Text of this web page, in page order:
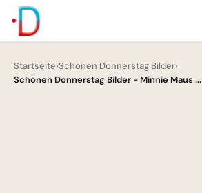
Startseite›Schönen Donnerstag Bilder›
Schönen Donnerstag Bilder - Minnie Maus ...